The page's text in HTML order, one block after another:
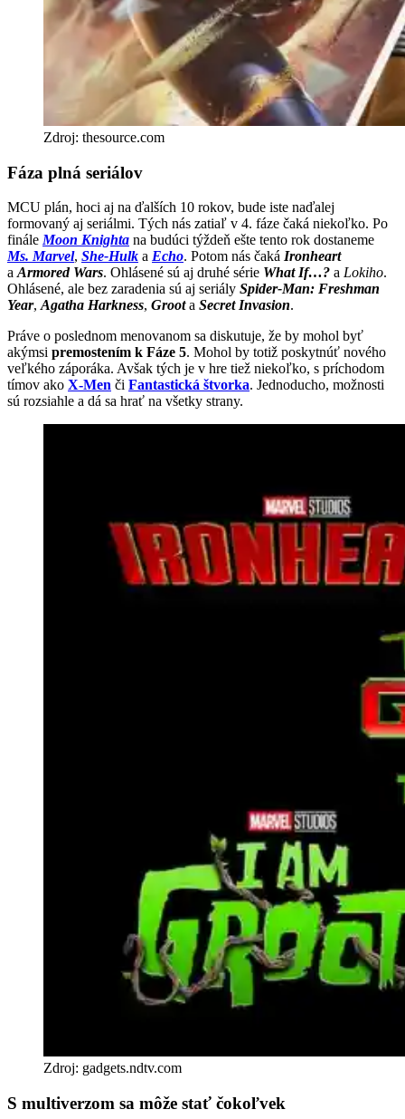
Zdroj: thesource.com
Fáza plná seriálov
MCU plán, hoci aj na ďalších 10 rokov, bude iste naďalej
formovaný aj seriálmi. Tých nás zatiaľ v 4. fáze čaká niekoľko. Po
finále Moon Knighta na budúci týždeň ešte tento rok dostaneme
Ms. Marvel, She-Hulk a Echo. Potom nás čaká Ironheart
a Armored Wars. Ohlásené sú aj druhé série What If…? a Lokiho.
Ohlásené, ale bez zaradenia sú aj seriály Spider-Man: Freshman
Year, Agatha Harkness, Groota Secret Invasion.
Práve o poslednom menovanom sa diskutuje, že by mohol byť
akýmsi premostením k Fáze 5. Mohol by totiž poskytnúť nového
veľkého záporáka. Avšak tých je v hre tiež niekoľko, s príchodom
tímov ako X-Men či Fantastická štvorka. Jednoducho, možnosti
sú rozsiahle a dá sa hrať na všetky strany.
Zdroj: gadgets.ndtv.com
S multiverzom sa môže stať čokoľvek